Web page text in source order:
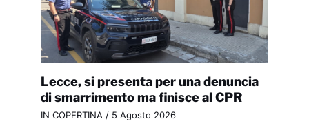
Lecce, si presenta per una denuncia
di smarrimento ma finisce al CPR
IN COPERTINA/ 5 Agosto 2026